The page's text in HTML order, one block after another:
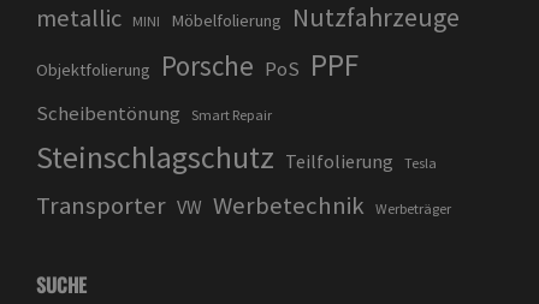
metallic MINI Möbelfolierung Nutzfahrzeuge
Objektfolierung Porsche PoS PPF
Scheibentönung Smart Repair
Steinschlagschutz Teilfolierung Tesla
Transporter VW Werbetechnik Werbeträger
SUCHE